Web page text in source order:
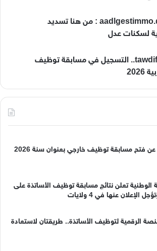
aadlgestimmo.dz/epayement : من هنا تسديد
لسكنات عدل
tawdif.education.dz.. التسجيل في مسابقة توظيف
وزارة الرياضة تعلن عن فتح مسابقة توظيف خارجي بعنوان سنة 2026
الوطنية تعلن نتائج مسابقة توظيف الأساتذة على
عنها في 4 ولايات
الرقمية لتوظيف الأساتذة.. طريقتان لاستعادة